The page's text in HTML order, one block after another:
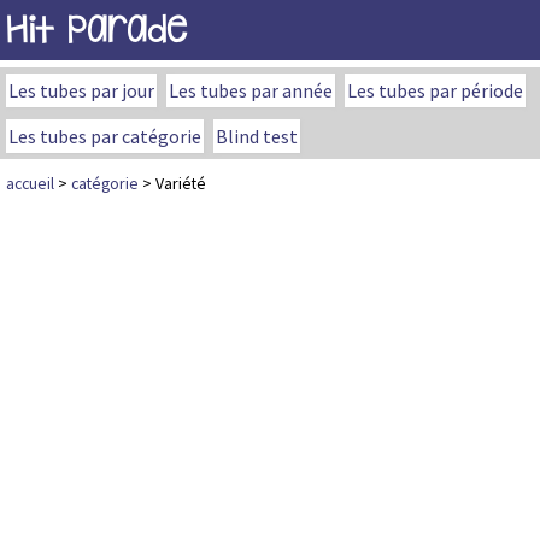
Hit Parade
Les tubes par jour Les tubes par année
Les tubes par période
Les tubes par catégorie
Blind test
accueil > catégorie > Variété